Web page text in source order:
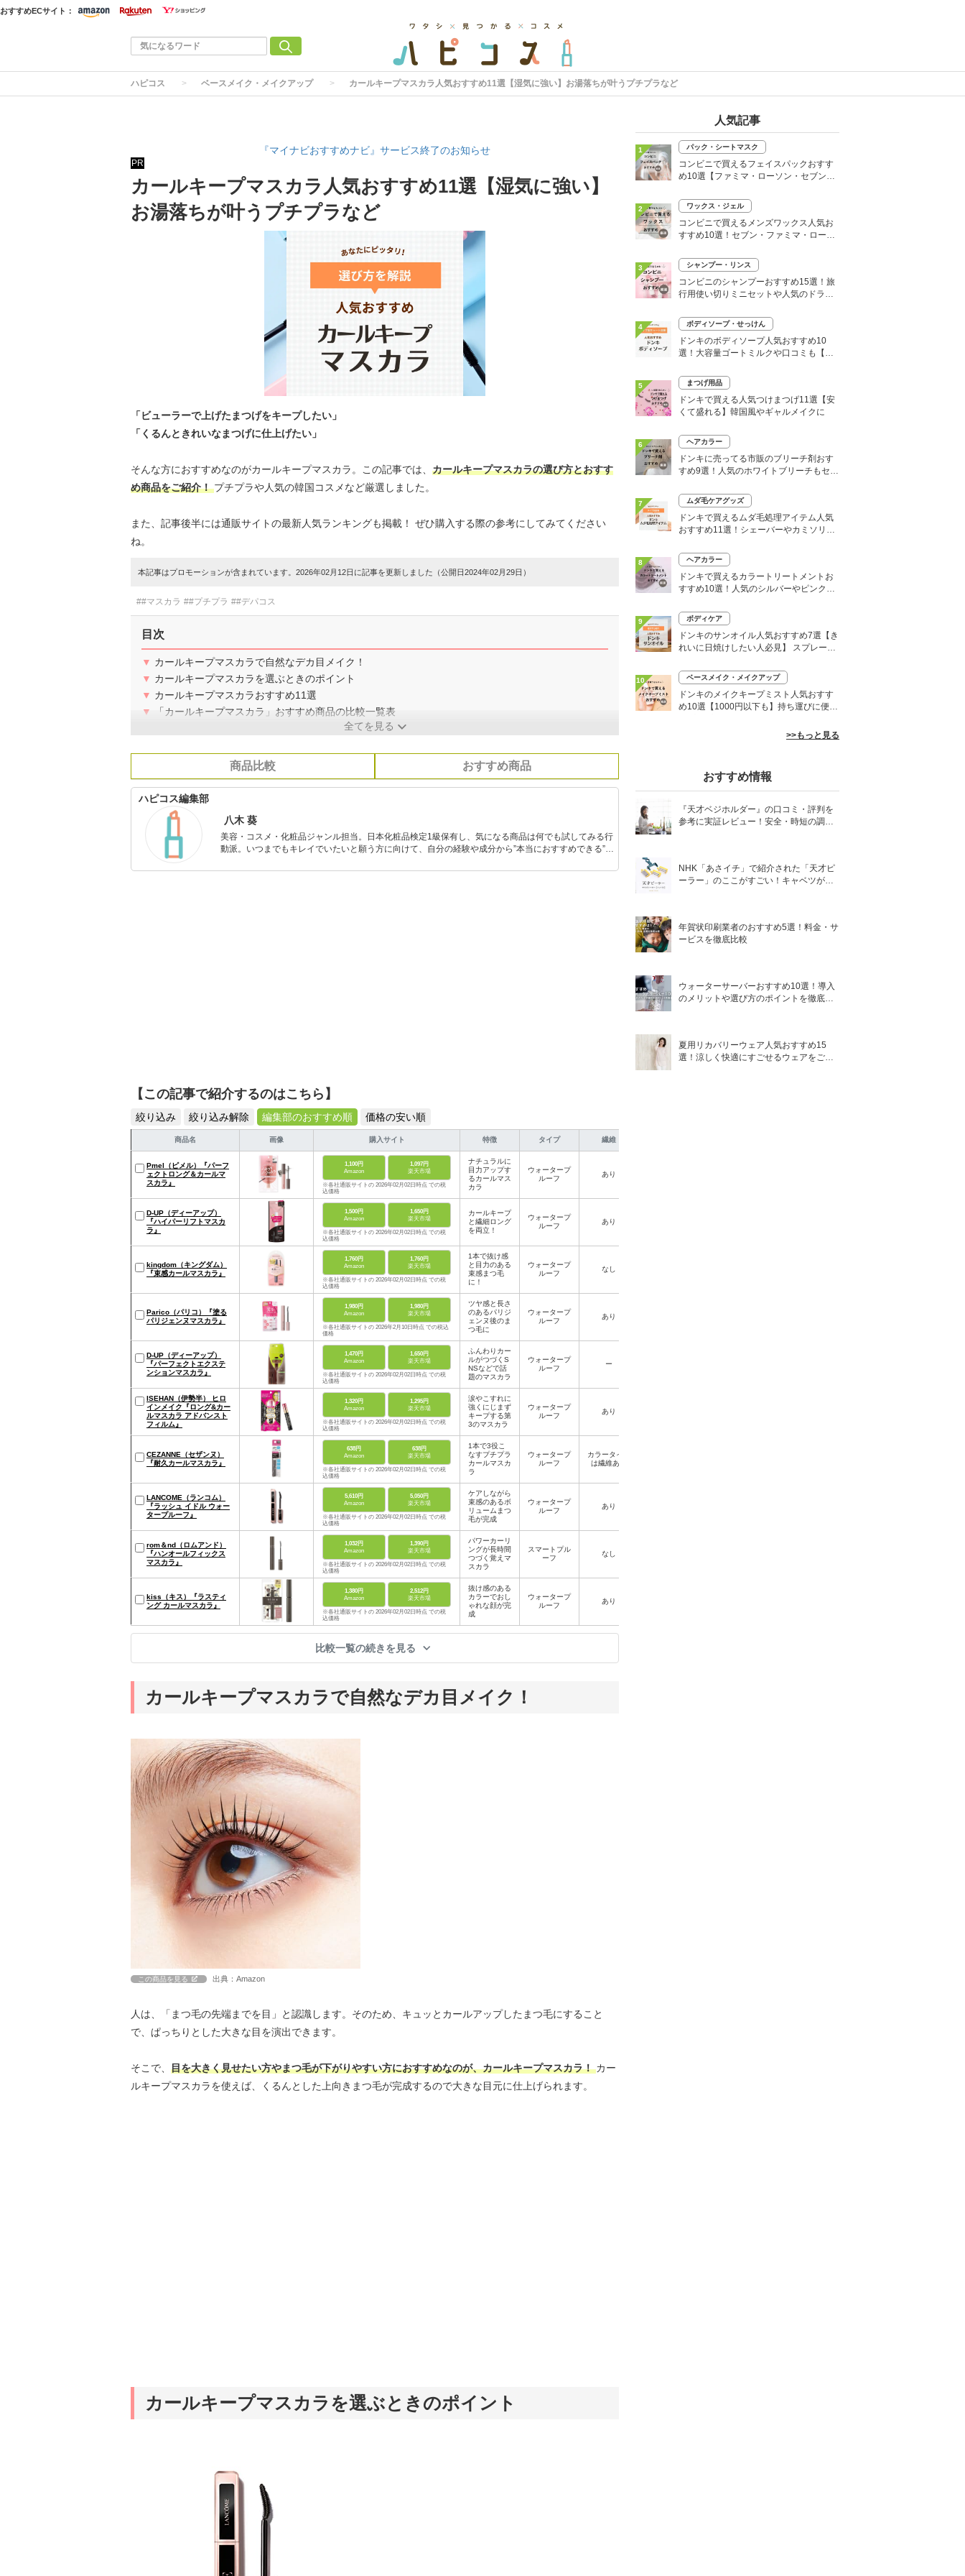
おすすめECサイト：
ハピコス ベースメイク・メイクアップ カールキープマスカラ人気おすすめ11選【湿気に強い】お湯落ちが叶うプチプラなど
『マイナビおすすめナビ』サービス終了のお知らせ
PR
カールキープマスカラ人気おすすめ11選【湿気に強い】
お湯落ちが叶うプチプラなど
「ビューラーで上げたまつげをキープしたい」
「くるんときれいなまつげに仕上げたい」
そんな方におすすめなのがカールキープマスカラ。この記事では、 カールキープマスカラの選び方とおすす
め商品をご紹介！プチプラや人気の韓国コスメなど厳選しました。
また、記事後半には通販サイトの最新人気ランキングも掲載！ ぜひ購入する際の参考にしてみてください
ね。
本記事はプロモーションが含まれています。2026年02月12日に記事を更新しました（公開日2024年02月29日）
##マスカラ ##プチプラ ##デパコス
目次
▼ カールキープマスカラで自然なデカ目メイク！
▼ カールキープマスカラを選ぶときのポイント
▼ カールキープマスカラおすすめ11選
▼
「カールキープマスカラ」おすすめ商品の比較一覧表
全てを見る
商品比較 おすすめ商品
ハピコス編集部
八木 葵
美容・コスメ・化粧品ジャンル担当。日本化粧品検定1級保有し、気になる商品は何でも試してみる行
動派。いつまでもキレイでいたいと願う方に向けて、自分の経験や成分から”本当におすすめできる”も
【この記事で紹介するのはこちら】
絞り込み 絞り込み解除 編集部のおすすめ順 価格の安い順
商品名 画像 購入サイト 特徴 タイプ 繊維
Pmel（ピメル）『パーフ
ェクトロング＆カールマ
スカラ』
1,100円
Amazon
1,097円
楽天市場
※各社通販サイトの 2026年02月02日時点 での税
込価格
ナチュラルに
目力アップす
るカールマス
カラ
ウォータープ
ルーフ
あり
D-UP（ディーアップ）
『ハイパーリフトマスカ
ラ』
1,500円
Amazon
1,650円
楽天市場
※各社通販サイトの 2026年02月02日時点 での税
込価格
カールキープ
と繊細ロング
を両立！
ウォータープ
ルーフ
あり
kingdom（キングダム）
『束感カールマスカラ』
1,760円
Amazon
1,760円
楽天市場
※各社通販サイトの 2026年02月02日時点 での税
込価格
1本で抜け感
と目力のある
束感まつ毛
に！
ウォータープ
ルーフ
なし
Parico（パリコ）『塗る
パリジェンヌマスカラ』
1,980円
Amazon
1,980円
楽天市場
※各社通販サイトの 2026年2月10日時点 での税込
価格
ツヤ感と長さ
のあるパリジ
ェンヌ後のま
つ毛に
ウォータープ
ルーフ
あり
D-UP（ディーアップ）
『パーフェクトエクステ
ンションマスカラ』
1,470円
Amazon
1,650円
楽天市場
※各社通販サイトの 2026年02月02日時点 での税
込価格
ふんわりカー
ルがつづくS
NSなどで話
題のマスカラ
ウォータープ
ルーフ
ー
ISEHAN（伊勢半） ヒロ
インメイク『ロング&カー
ルマスカラ アドバンスト
フィルム』
1,320円
Amazon
1,295円
楽天市場
※各社通販サイトの 2026年02月02日時点 での税
込価格
涙やこすれに
強くにじまず
キープする第
3のマスカラ
ウォータープ
ルーフ
あり
CEZANNE（セザンヌ）
『耐久カールマスカラ』
638円
Amazon
638円
楽天市場
※各社通販サイトの 2026年02月02日時点 での税
込価格
1本で3役こ
なすプチプラ
カールマスカ
ラ
ウォータープ
ルーフ
カラータイプ
は繊維あり
LANCOME（ランコム）
『ラッシュ イドル ウォー
タープルーフ』
5,610円
Amazon
5,050円
楽天市場
※各社通販サイトの 2026年02月02日時点 での税
込価格
ケアしながら
束感のあるボ
リュームまつ
毛が完成
ウォータープ
ルーフ
あり
rom＆nd（ロムアンド）
『ハンオールフィックス
マスカラ』
1,032円
Amazon
1,390円
楽天市場
※各社通販サイトの 2026年02月02日時点 での税
込価格
パワーカーリ
ングが長時間
つづく覚えマ
スカラ
スマートプル
ーフ
なし
kiss（キス）『ラスティ
ング カールマスカラ』
1,380円
Amazon
2,512円
楽天市場
※各社通販サイトの 2026年02月02日時点 での税
込価格
抜け感のある
カラーでおし
ゃれな顔が完
成
ウォータープ
ルーフ
あり
比較一覧の続きを見る
カールキープマスカラで自然なデカ目メイク！
この商品を見る 出典：Amazon
人は、「まつ毛の先端までを目」と認識します。そのため、キュッとカールアップしたまつ毛にすること
で、ぱっちりとした大きな目を演出できます。
そこで、 目を大きく見せたい方やまつ毛が下がりやすい方におすすめなのが、カールキープマスカラ！カー
ルキープマスカラを使えば、くるんとした上向きまつ毛が完成するので大きな目元に仕上げられます。
カールキープマスカラを選ぶときのポイント
人気記事
1 パック・シートマスク
コンビニで買えるフェイスパックおすす
め10選【ファミマ・ローソン・セブン】
2 ワックス・ジェル
コンビニで買えるメンズワックス人気お
すすめ10選！セブン・ファミマ・ローソ
3 シャンプー・リンス
コンビニのシャンプーおすすめ15選！旅
行用使い切りミニセットや人気のドライ
4 ボディソープ・せっけん
ドンキのボディソープ人気おすすめ10
選！大容量ゴートミルクや口コミも【い
5 まつげ用品
ドンキで買える人気つけまつげ11選【安
くて盛れる】韓国風やギャルメイクに
6 ヘアカラー
ドンキに売ってる市販のブリーチ剤おす
すめ9選！人気のホワイトブリーチもセル
7 ムダ毛ケアグッズ
ドンキで買えるムダ毛処理アイテム人気
おすすめ11選！シェーバーやカミソリな
8 ヘアカラー
ドンキで買えるカラートリートメントお
すすめ10選！人気のシルバーやピンク、
9 ボディケア
ドンキのサンオイル人気おすすめ7選【き
れいに日焼けしたい人必見】 スプレーや
10 ベースメイク・メイクアップ
ドンキのメイクキープミスト人気おすす
め10選【1000円以下も】持ち運びに便利
>>もっと見る
おすすめ情報
『天才ベジホルダー』の口コミ・評判を
参考に実証レビュー！安全・時短の調理
NHK「あさイチ」で紹介された「天才ピ
ーラー」のここがすごい！キャベツがほ
年賀状印刷業者のおすすめ5選！料金・サ
ービスを徹底比較
ウォーターサーバーおすすめ10選！導入
のメリットや選び方のポイントを徹底解
夏用リカバリーウェア人気おすすめ15
選！涼しく快適にすごせるウェアをご紹